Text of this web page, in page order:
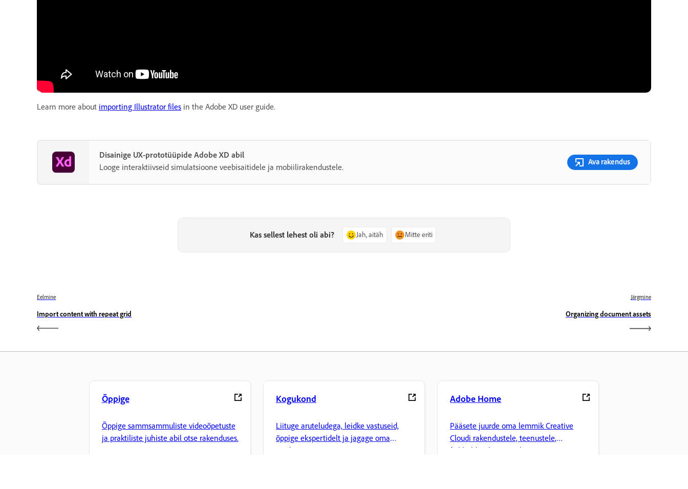
Learn more about importing Illustrator files in the Adobe XD user guide.
Disainige UX-prototüüpide Adobe XD abil
Looge interaktiivseid simulatsioone veebisaitidele ja mobiilirakendustele.
Ava rakendus
Kas sellest lehest oli abi? Jah, aitäh Mitte eriti
Eelmine
Import content with repeat grid
Järgmine
Organizing document assets
Õppige
Õppige sammsammuliste videoõpetuste
ja praktiliste juhiste abil otse rakenduses.
Kogukond
Liituge aruteludega, leidke vastuseid,
õppige ekspertidelt ja jagage oma
teadmisi.
Adobe Home
Pääsete juurde oma lemmik Creative
Cloudi rakendustele, teenustele,
failihaldusele ja muule.